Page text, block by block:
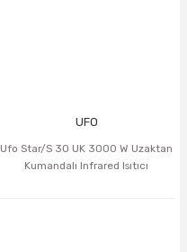
UFO
Ufo Star/S 30 UK 3000 W Uzaktan
Kumandalı Infrared Isıtıcı